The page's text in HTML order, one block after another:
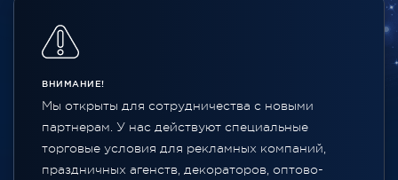
ВНИМАНИЕ!
Мы открыты для сотрудничества с новыми
партнерам. У нас действуют специальные
торговые условия для рекламных компаний,
праздничных агенств, декораторов, оптово-